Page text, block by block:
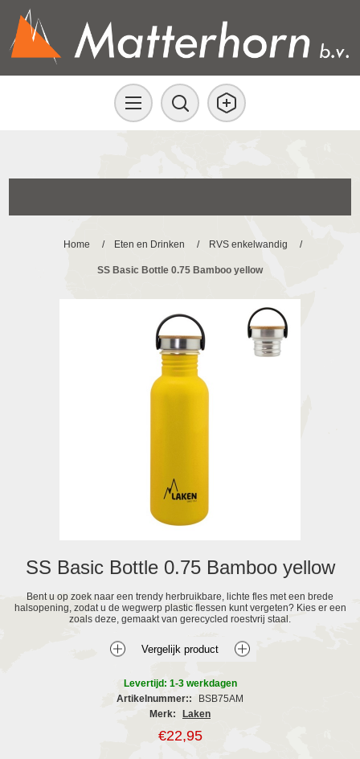
Home / Eten en Drinken / RVS enkelwandig /
SS Basic Bottle 0.75 Bamboo yellow
SS Basic Bottle 0.75 Bamboo yellow
Bent u op zoek naar een trendy herbruikbare, lichte fles met een brede
halsopening, zodat u de wegwerp plastic flessen kunt vergeten? Kies er een
zoals deze, gemaakt van gerecycled roestvrij staal.
Levertijd: 1-3 werkdagen
Artikelnummer::
BSB75AM
Merk:
Laken
€22,95